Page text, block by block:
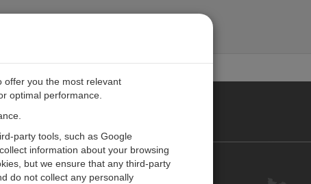
Kontakt
offer you the most relevant
optimal performance.
party tools, such as Google
information about your browsing
but we ensure that any third-party
do not collect any personally